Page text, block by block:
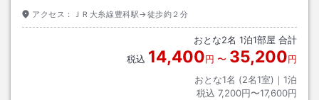
アクセス： ＪＲ大糸線豊科駅→徒歩約２分
おとな2名 1泊1部屋 合計
税込 14,400円 〜 35,200円
おとな1名 (2名1室)｜ 1泊
税込 7,200円〜17,600円